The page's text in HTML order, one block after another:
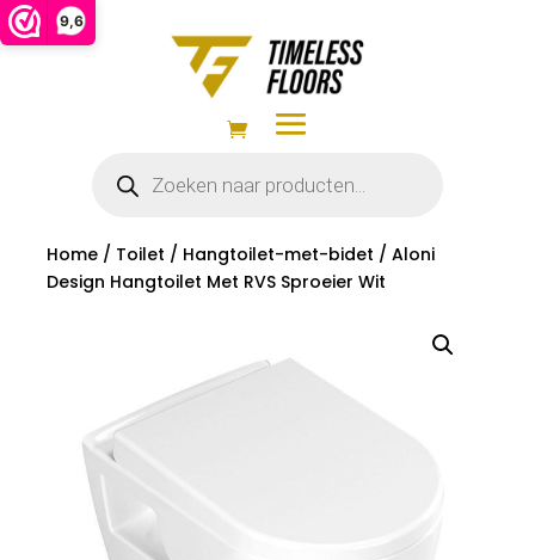
9,6
zoeken
Home/ Toilet / Hangtoilet-met-bidet / Aloni
Design Hangtoilet Met RVS Sproeier Wit